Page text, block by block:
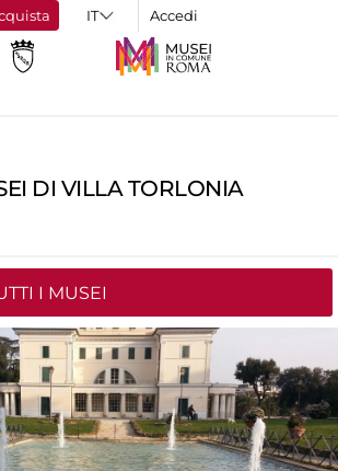
Accedi
DI VILLA TORLONIA
I MUSEI